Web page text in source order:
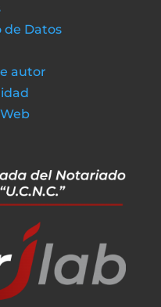
de Datos
autor